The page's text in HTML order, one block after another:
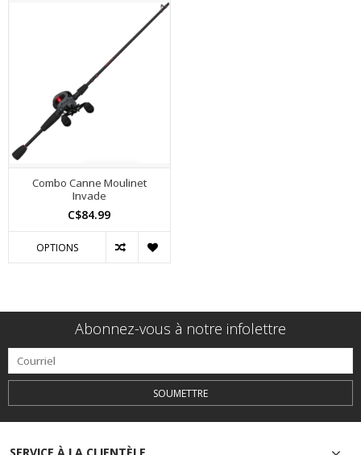
Combo Canne Moulinet
Invade
C$84.99
OPTIONS
Abonnez-vous à notre infolettre
SOUMETTRE